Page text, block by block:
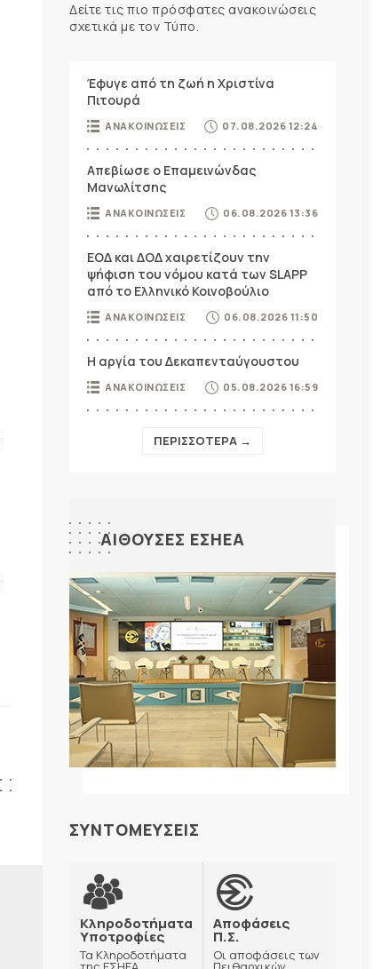
Δείτε τις πιο πρόσφατες ανακοινώσεις
σχετικά με τον Τύπο.
Έφυγε από τη ζωή η Χριστίνα
Πιτουρά
ΑΝΑΚΟΙΝΩΣΕΙΣ 07.08.2026 12:24
Απεβίωσε ο Επαμεινώνδας
Μανωλίτσης
ΑΝΑΚΟΙΝΩΣΕΙΣ 06.08.2026 13:36
ΕΟΔ και ΔΟΔ χαιρετίζουν την
ψήφιση του νόμου κατά των SLAPP
από το Ελληνικό Κοινοβούλιο
ΑΝΑΚΟΙΝΩΣΕΙΣ 06.08.2026 11:50
Η αργία του Δεκαπενταύγουστου
ΑΝΑΚΟΙΝΩΣΕΙΣ 05.08.2026 16:59
ΠΕΡΙΣΣΟΤΕΡΑ →
ΑΙΘΟΥΣΕΣ ΕΣΗΕΑ
ΣΥΝΤΟΜΕΥΣΕΙΣ
Κληροδοτήματα
Υποτροφίες
Τα Κληροδοτήματα
Αποφάσεις
Π.Σ.
Οι αποφάσεις των